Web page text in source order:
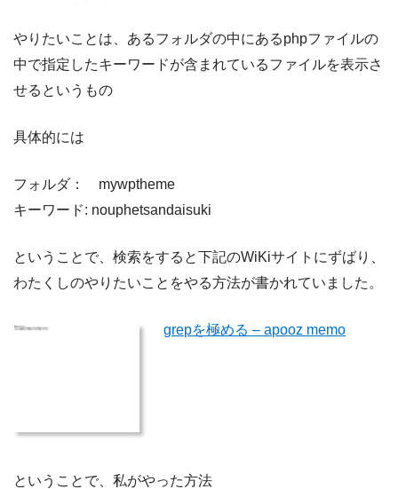
やりたいことは、あるフォルダの中にあるphpファイルの
中で指定したキーワードが含まれているファイルを表示さ
せるというもの
具体的には
フォルダ： mywptheme
キーワード: nouphetsandaisuki
ということで、検索をすると下記のWiKiサイトにずばり、
わたくしのやりたいことをやる方法が書かれていました。
grepを極める – apooz memo
ということで、私がやった方法